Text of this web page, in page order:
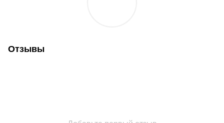
Отзывы